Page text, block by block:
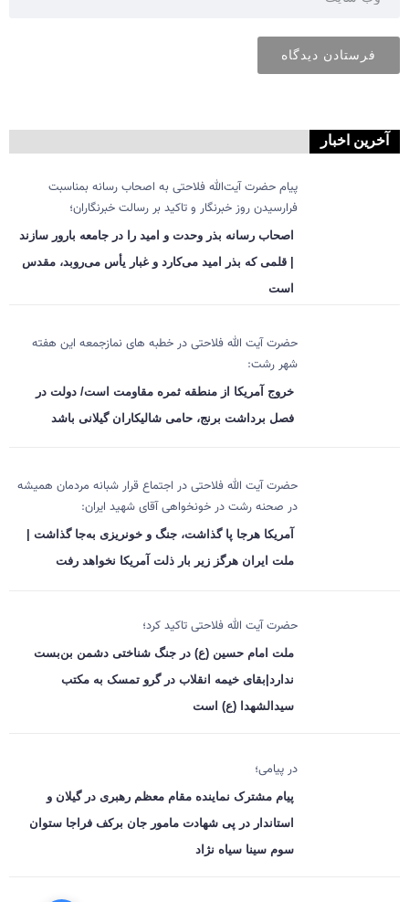
آخرین اخبار
پیام حضرت آیت‌الله فلاحتی به اصحاب رسانه بمناسبت
فرارسیدن روز خبرنگار و تاکید بر رسالت خبرنگاران؛
اصحاب رسانه بذر وحدت و امید را در جامعه بارور سازند
| قلمی که بذر امید می‌کارد و غبار یأس می‌روبد، مقدس
است
حضرت آیت الله فلاحتی در خطبه های نمازجمعه این هفته
شهر رشت:
خروج آمریکا از منطقه ثمره مقاومت است/ دولت در
فصل برداشت برنج، حامی شالیکاران گیلانی باشد
حضرت آیت الله فلاحتی در اجتماع قرار شبانه مردمان همیشه
در صحنه رشت در خونخواهی آقای شهید ایران:
آمریکا هرجا پا گذاشت، جنگ و خونریزی به‌جا گذاشت |
ملت ایران هرگز زیر بار ذلت آمریکا نخواهد رفت
حضرت آیت الله فلاحتی تاکید کرد؛
ملت امام حسین (ع) در جنگ شناختی دشمن بن‌بست
ندارد|بقای خیمه انقلاب در گرو تمسک به مکتب
سیدالشهدا (ع) است
در پیامی؛
پیام مشترک نماینده مقام معظم رهبری در گیلان و
استاندار در پی شهادت مامور جان برکف فراجا ستوان
سوم سینا سیاه نژاد